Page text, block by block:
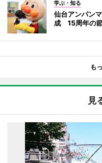
学ぶ・知る
仙台アンパン
成 15周年の
も
見